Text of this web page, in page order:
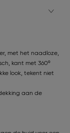
met het naadloze,
kant met 360º
look, tekent niet
aan de